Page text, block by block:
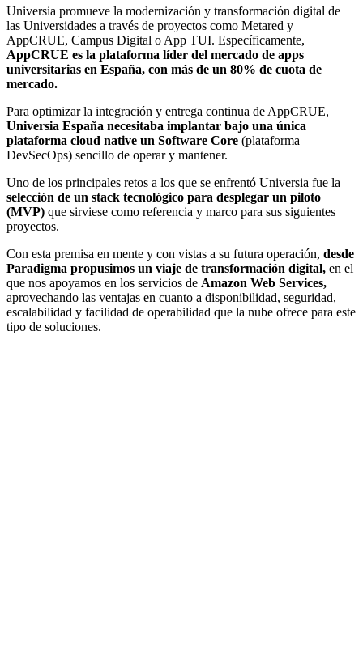
Universia promueve la modernización y transformación digital de
las Universidades a través de proyectos como Metared y
AppCRUE, Campus Digital o App TUI. Específicamente,
AppCRUE es la plataforma líder del mercado de apps
universitarias en España, con más de un 80% de cuota de
mercado.
Para optimizar la integración y entrega continua de AppCRUE,
Universia España necesitaba implantar bajo una única
plataforma cloud native un Software Core (plataforma
DevSecOps) sencillo de operar y mantener.
Uno de los principales retos a los que se enfrentó Universia fue la
selección de un stack tecnológico para desplegar un piloto
(MVP) que sirviese como referencia y marco para sus siguientes
proyectos.
Con esta premisa en mente y con vistas a su futura operación, desde
Paradigma propusimos un viaje de transformación digital, en el
que nos apoyamos en los servicios de Amazon Web Services,
aprovechando las ventajas en cuanto a disponibilidad, seguridad,
escalabilidad y facilidad de operabilidad que la nube ofrece para este
tipo de soluciones.